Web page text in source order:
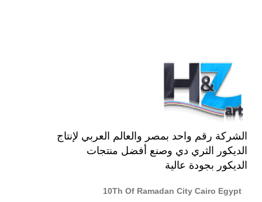
الشركة رقم واحد بمصر والعالم العربي لإنتاج
الديكور الثري دي وصنع أفضل منتجات
الديكور بجودة عالية
10Th Of Ramadan City Cairo Egypt